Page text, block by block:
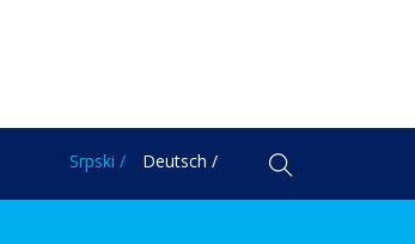
Srpski / Deutsch /